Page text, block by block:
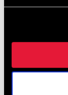
SRAM AXS